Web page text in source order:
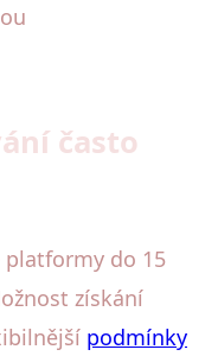
často
platformy do 15
získání
podmínky